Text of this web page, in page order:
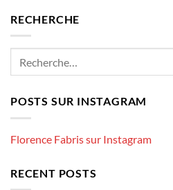
RECHERCHE
POSTS SUR INSTAGRAM
Florence Fabris sur Instagram
RECENT POSTS